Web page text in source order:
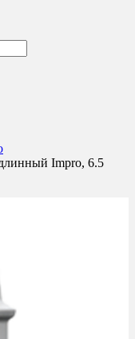
Impro, 6.5